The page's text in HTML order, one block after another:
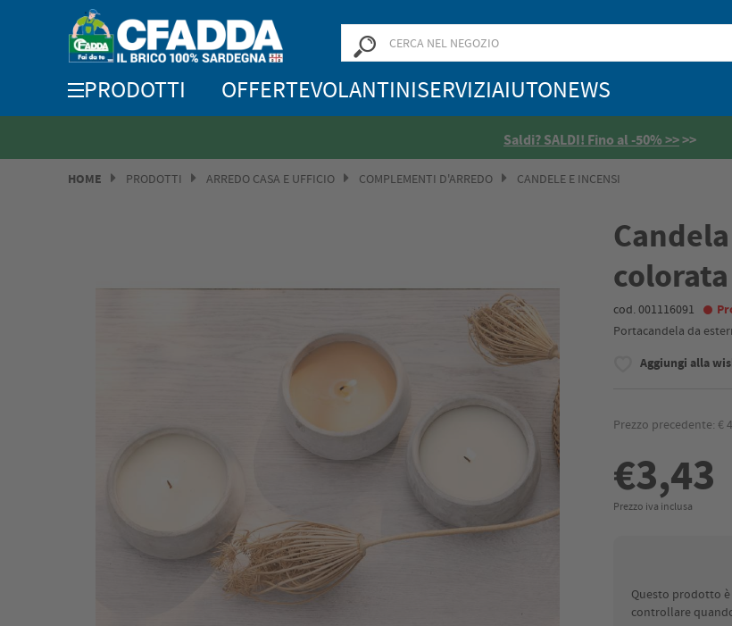
PRODOTTI OFFERTEVOLANTINISERVIZIAIUTONEWS
Saldi? SALDI! Fino al -50% >>>>
HOME PRODOTTI ARREDO CASA E UFFICIO COMPLEMENTI D'ARREDO CANDELE E INCENSI
colorata
cod. 001116091
Portacandela da
Aggiungi alla
Prezzo precedente: €
€3,43
Prezzo iva inclusa
Questo prodotto
controllare